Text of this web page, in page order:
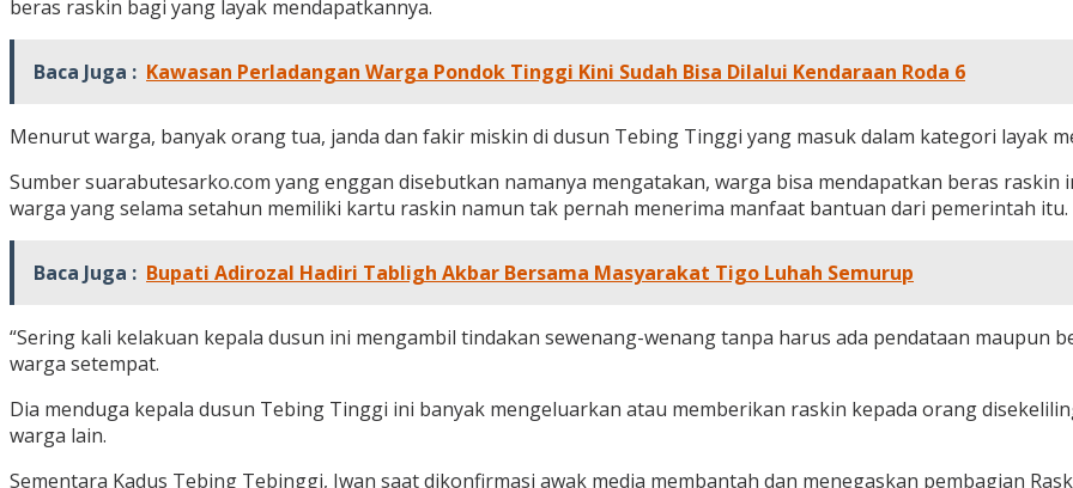
beras raskin bagi yang layak mendapatkannya.
Baca Juga : Kawasan Perladangan Warga Pondok Tinggi Kini Sudah Bisa Dilalui Kendaraan Roda 6
Menurut warga, banyak orang tua, janda dan fakir miskin di dusun Tebing Tinggi yang masuk dalam kategori layak
Sumber suarabutesarko.com yang enggan disebutkan namanya mengatakan, warga bisa mendapatkan beras
warga yang selama setahun memiliki kartu raskin namun tak pernah menerima manfaat bantuan dari pemerintah itu.
Baca Juga : Bupati Adirozal Hadiri Tabligh Akbar Bersama Masyarakat Tigo Luhah Semurup
“Sering kali kelakuan kepala dusun ini mengambil tindakan sewenang-wenang tanpa harus ada pendataan maupun
warga setempat.
Dia menduga kepala dusun Tebing Tinggi ini banyak mengeluarkan atau memberikan raskin kepada orang
warga lain.
Sementara Kadus Tebing Tebinggi, Iwan saat dikonfirmasi awak media membantah dan menegaskan pembagian